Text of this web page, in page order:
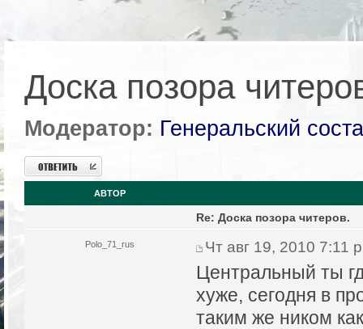
Доска позора
Модератор: Генеральский
Ответить
АВТОР
Polo_71_rus
Re: Доска позора читеров.
Чт авг 19, 2010 7:11
Центральный ты
хуже, сегодня в
таким же ником